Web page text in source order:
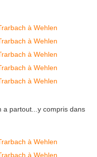
a partout...y compris dans